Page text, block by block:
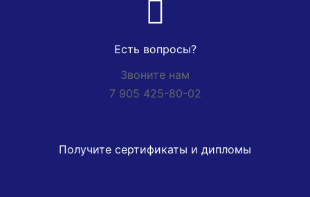
Есть вопросы?
Звоните нам
7 905 425-80-02
Получите сертификаты и дипломы